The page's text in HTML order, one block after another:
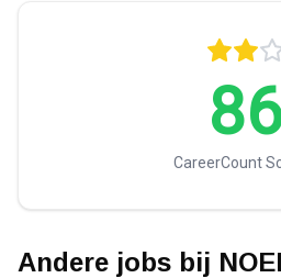
CareerCount
Andere jobs bij